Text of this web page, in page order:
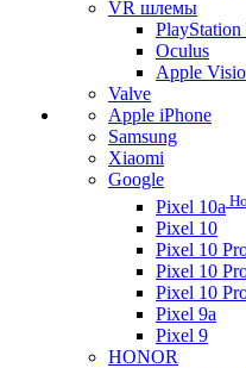
VR шлемы
PlayStation
Oculus
Apple
Valve
Apple iPhone
Samsung
Xiaomi
Google
Pixel 10a
Pixel 10
Pixel 10
Pixel 10
Pixel 10
Pixel 9a
Pixel 9
HONOR